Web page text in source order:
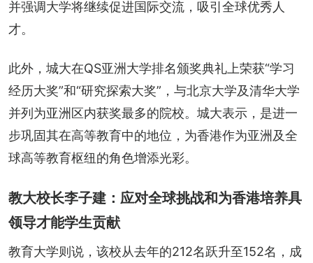
并强调大学将继续促进国际交流，吸引全球优秀人
才。
此外，城大在QS亚洲大学排名颁奖典礼上荣获“学习
经历大奖”和“研究探索大奖”，与北京大学及清华大学
并列为亚洲区内获奖最多的院校。城大表示，是进一
步巩固其在高等教育中的地位，为香港作为亚洲及全
球高等教育枢纽的角色增添光彩。
教大校长李子建：应对全球挑战和为香港培养具
领导才能学生贡献
教育大学则说，该校从去年的212名跃升至152名，成